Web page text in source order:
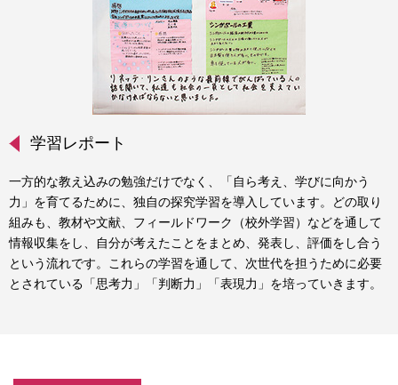
学習レポート
一方的な教え込みの勉強だけでなく、「自ら考え、学びに向かう
力」を育てるために、独自の探究学習を導入しています。どの取り
組みも、教材や文献、フィールドワーク（校外学習）などを通して
情報収集をし、自分が考えたことをまとめ、発表し、評価をし合う
という流れです。これらの学習を通して、次世代を担うために必要
とされている「思考力」「判断力」「表現力」を培っていきます。